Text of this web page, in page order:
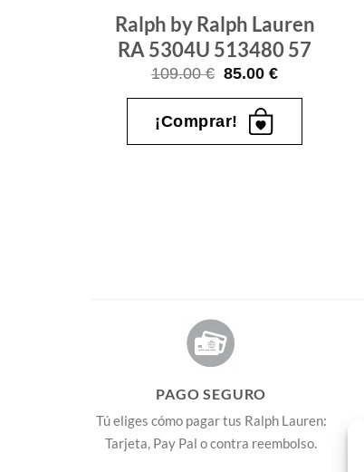
Ralph by Ralph Lauren
RA 5304U 513480 57
109.00€ El
original
era:
109.00 €.
85.00€El
actual
¡Comprar!
PAGO SEGURO
Tú eliges cómo pagar tus Ralph Lauren:
Tarjeta, Pay Pal o contra reembolso.